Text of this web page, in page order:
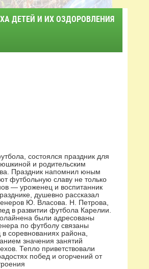
ДЕТЕЙ И ИХ ОЗДОРОВЛЕНИЯ
состоялся праздник для
и родительским
Праздник напомнил юным
футбольную славу не только
— уроженец и воспитанник
душевно рассказал
Ю. Власова. Н. Петрова,
в развитии футбола Карелии.
были адресованы
по футболу связаны
соревнованиях района,
значения занятий
Тепло приветствовали
побед и огорчений от